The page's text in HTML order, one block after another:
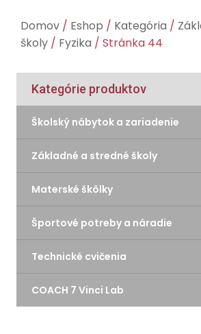
Domov / Eshop / Kategória /
školy / Fyzika / Stránka 44
Kategórie produktov
Školský nábytok a zariadenie
Základné a stredné školy
Materské škôlky
Športové potreby a náradie
Technické cvičenia
COACH 7 Vinci Lab